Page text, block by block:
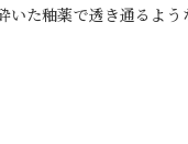
た釉薬で透き通るよ